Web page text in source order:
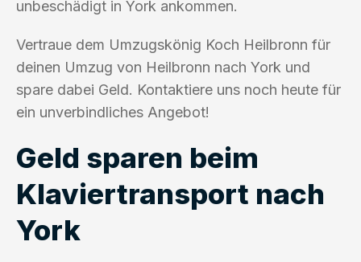
unbeschädigt in York ankommen.
Vertraue dem Umzugskönig Koch Heilbronn für
deinen Umzug von Heilbronn nach York und
spare dabei Geld. Kontaktiere uns noch heute für
ein unverbindliches Angebot!
Geld sparen beim
Klaviertransport nach
York